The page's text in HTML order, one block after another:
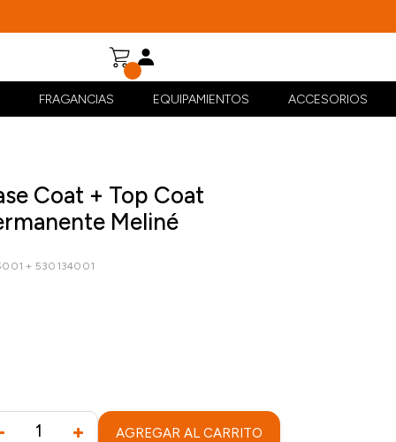
FRAGANCIAS EQUIPAMIENTOS ACCESORIOS
Coat + Top Coat
Meliné
+ 530134001
AGREGAR AL CARRITO